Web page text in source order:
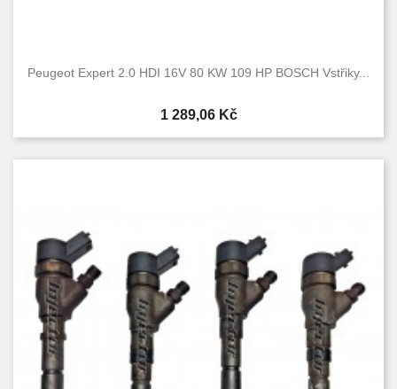
Peugeot Expert 2.0 HDI 16V 80 KW 109 HP BOSCH Vstřiky...
Cena
1 289,06 Kč